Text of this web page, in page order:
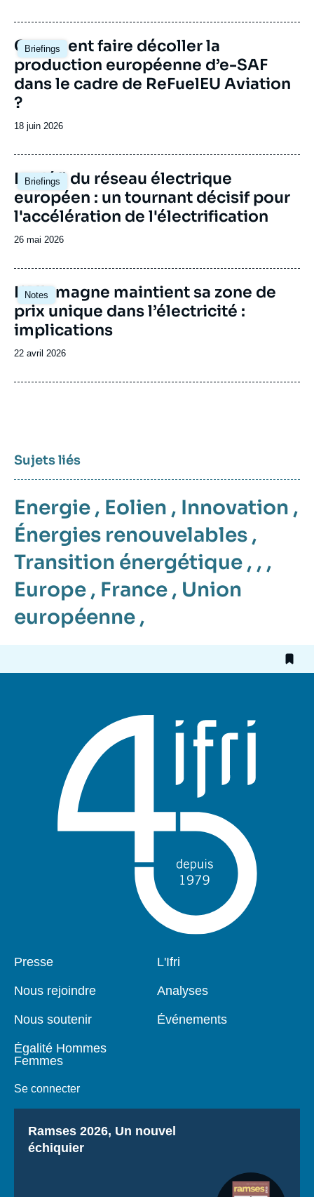
publication
Briefings
Image
principale
Comment faire décoller la
production européenne d’e-SAF
dans le cadre de ReFuelEU Aviation
?
Date
publication
18 juin 2026
Briefings
Image
principale
Le défi du réseau électrique
européen : un tournant décisif pour
l'accélération de l'électrification
Date
publication
26 mai 2026
Notes
Image
principale
L’Allemagne maintient sa zone de
prix unique dans l’électricité :
implications
Date
publication
22 avril 2026
Sujets liés
Energie , Eolien , Innovation ,
Énergies renouvelables ,
Transition énergétique , , ,
Europe , France , Union
européenne ,
Pied
Presse
Nous rejoindre
Nous soutenir
Égalité Hommes
Femmes
Se connecter
Navigation
L'Ifri
Analyses
Événements
Titre
Ramses 2026, Un nouvel
échiquier